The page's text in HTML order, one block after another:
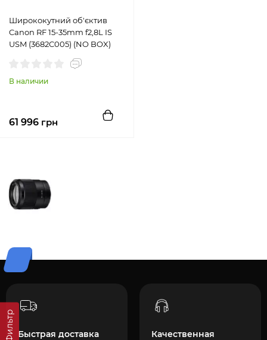
Фильтр
Ширококутний об'єктив
Canon RF 15-35mm f2,8L IS
USM (3682C005) (NO BOX)
В наличии
61 996 грн
Быстрая доставка
Качественная